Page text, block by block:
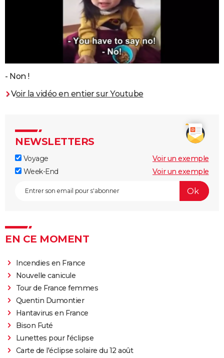
- Non !
Voir la vidéo en entier sur Youtube
NEWSLETTERS
Voyage
Voir un exemple
Week-End
Voir un exemple
EN CE MOMENT
Incendies en France
Nouvelle canicule
Tour de France femmes
Quentin Dumontier
Hantavirus en France
Bison Futé
Lunettes pour l'éclipse
Carte de l'éclipse solaire du 12 août